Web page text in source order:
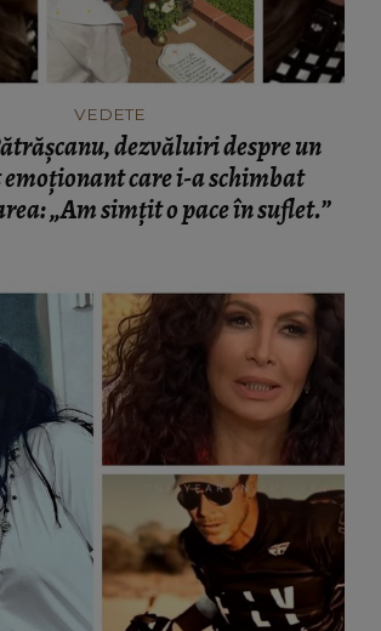
VEDETE
dezvăluiri despre un
care i-a schimbat
„Am simțit o pace în suflet.”
VEDETE
mesaj sfâșietor la un an